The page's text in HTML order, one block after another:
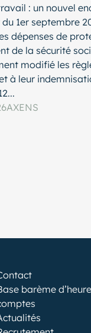
: un nouvel
1er septembre
dépenses de
de la sécurité
modifié les
à leur
AXENS
barème